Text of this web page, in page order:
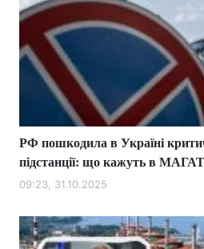
РФ пошкодила в Україні
підстанції: що кажуть в
09:23, 31.10.2025